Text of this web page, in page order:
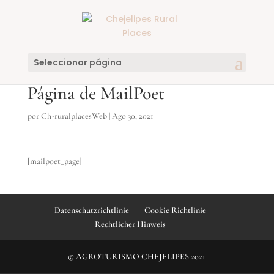
Seleccionar página
Página de MailPoet
porCh-ruralplacesWeb|Ago 30, 2021
[mailpoet_page]
Datenschutzrichtlinie
Cookie Richtlinie
Rechtlicher Hinweis
© AGROTURISMO CHEJELIPES 2021